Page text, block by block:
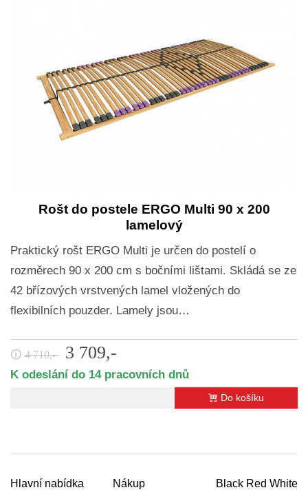
Rošt do postele ERGO Multi 90 x 200
lamelový
Praktický rošt ERGO Multi je určen do postelí o
rozměrech 90 x 200 cm s bočními lištami. Skládá se ze
42 břízových vrstvených lamel vložených do
flexibilních pouzder. Lamely jsou…
🛈 4 710,- 3 709,-
K odeslání do 14 pracovních dnů
Do košíku
Hlavní nabídka Nákup Black Red White